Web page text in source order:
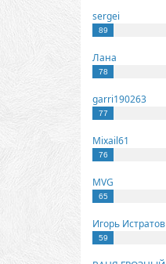
sergei
89
Лана
78
garri190263
77
Mixail61
76
MVG
65
Игорь Истратов
59